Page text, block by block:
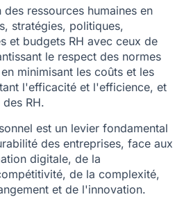
ressources humaines en
stratégies, politiques,
et budgets RH avec ceux de
le respect des normes
minimisant les coûts et les
l'efficacité et l'efficience, et
RH.
est un levier fondamental
des entreprises, face aux
digitale, de la
de la complexité,
et de l'innovation.